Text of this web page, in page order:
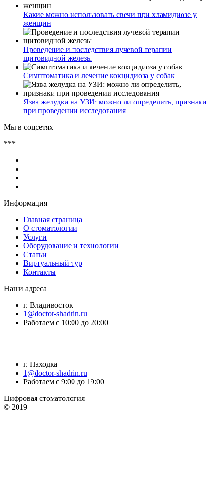
Какие можно использовать свечи при хламидиозе у
женщин
Проведение и последствия лучевой терапии
щитовидной железы
Симптоматика и лечение кокцидиоза у собак
Язва желудка на УЗИ: можно ли определить, признаки
при проведении исследования
Мы в соцсетях
***
Информация
Главная страница
О стоматологии
Услуги
Оборудование и технологии
Статьи
Виртуальный тур
Контакты
Наши адреса
г. Владивосток
1@doctor-shadrin.ru
Работаем с 10:00 до 20:00
г. Находка
1@doctor-shadrin.ru
Работаем с 9:00 до 19:00
Цифровая стоматология
© 2019